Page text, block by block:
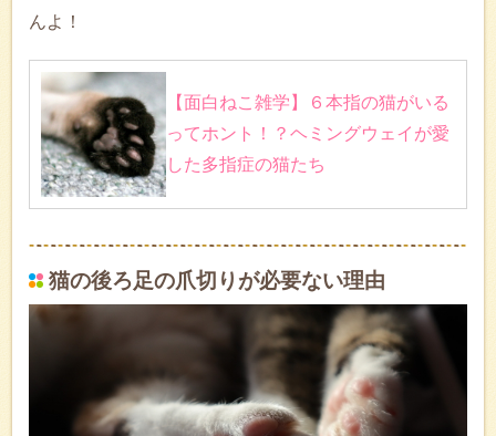
んよ！
【面白ねこ雑学】６本指の猫がいる
ってホント！？ヘミングウェイが愛
した多指症の猫たち
猫の後ろ足の爪切りが必要ない理由